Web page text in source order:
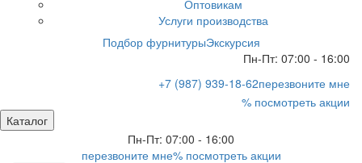
Оптовикам
Услуги производства
Подбор фурнитурыЭкскурсия
Пн-Пт: 07:00 - 16:00
+7 (987) 939-18-62перезвоните мне
% посмотреть акции
Каталог
Пн-Пт: 07:00 - 16:00
перезвоните мне% посмотреть акции